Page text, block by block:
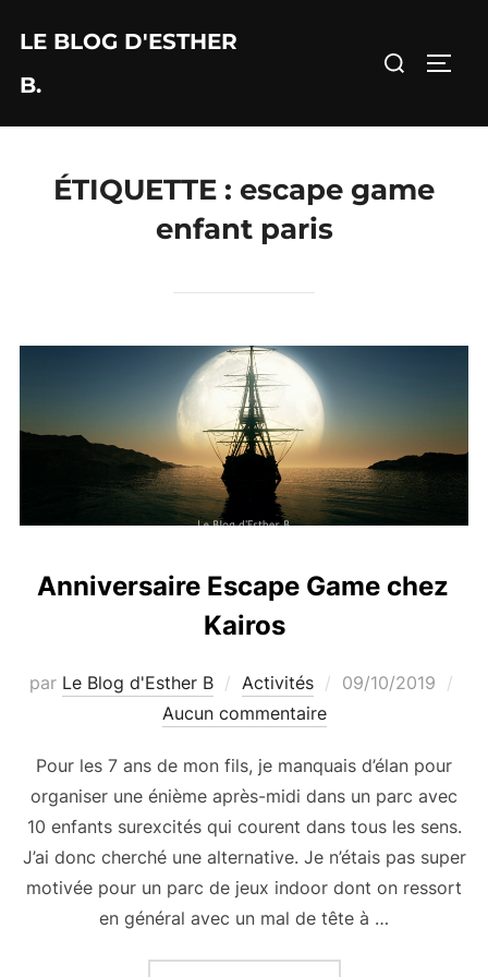
contenu
LE BLOG D'ESTHER
B.
Rechercher :
ÉTIQUETTE : escape game
enfant paris
Anniversaire Escape Game chez
Kairos
par Le Blog d'Esther B Activités
Publié
09/10/2019
Aucun commentaire
Pour les 7 ans de mon fils, je manquais d’élan pour
organiser une énième après-midi dans un parc avec
10 enfants surexcités qui courent dans tous les sens.
J’ai donc cherché une alternative. Je n’étais pas super
motivée pour un parc de jeux indoor dont on ressort
en général avec un mal de tête à …